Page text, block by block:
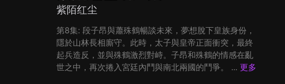
紫陌红尘
第8集: 段子昂與蕭殊鶴暢談未來，夢想脫下皇族身份，
隱於山林長相廝守。此時，太子與皇帝正面衝突，最終
起兵造反，並與殊鶴激烈對峙。子昂和殊鶴的情感在亂
世之中，再次捲入宮廷內鬥與南北兩國的鬥爭。 ... 更多